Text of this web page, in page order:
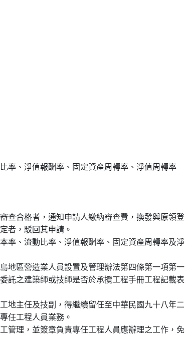
率、淨值報酬率、固定資產周轉率、淨值周轉率
查合格者，通知申請人繳納審查費，換發與原領登
者，駁回其申請。
率、流動比率、淨值報酬率、固定資產周轉率及淨
地區營造業人員設置及管理辦法第四條第一項第一
之建築師或技師是否於承攬工程手冊工程記載表
地主任及技副，得繼續留任至中華民國九十八年二
任工程人員業務。
管理，並簽章負責專任工程人員應辦理之工作，免